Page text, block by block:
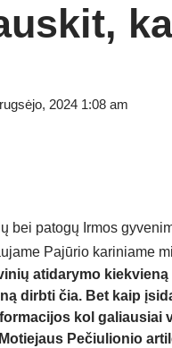
2024 1:08 am
bei patogų Irmos
Pajūrio kariniame
atidarymo
dirbti čia. Bet kaip
kol galiausiai
Pečiulionio